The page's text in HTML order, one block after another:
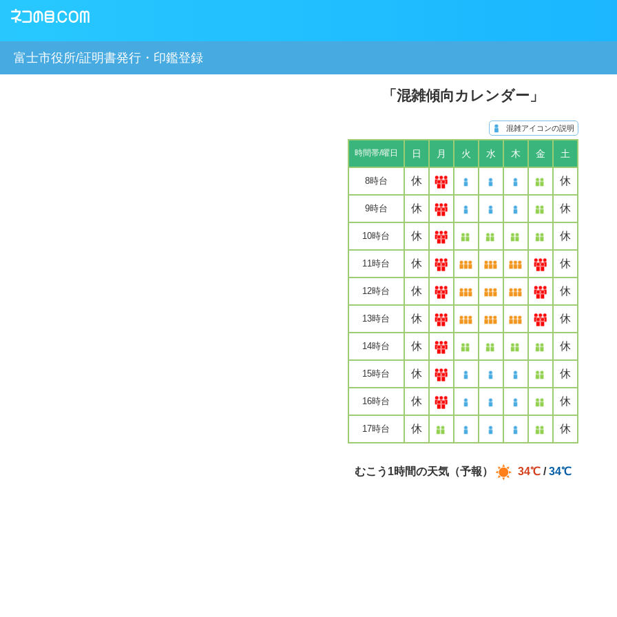
富士市役所/証明書発行・印鑑登録
「混雑傾向カレンダー」
混雑アイコンの説明
時間帯/曜日 日 月 火 水 木 金 土
8時台 休 休
9時台 休 休
10時台 休 休
11時台 休 休
12時台 休 休
13時台 休 休
14時台 休 休
15時台 休 休
16時台 休 休
17時台 休 休
むこう1時間の天気（予報） 34℃ /34℃